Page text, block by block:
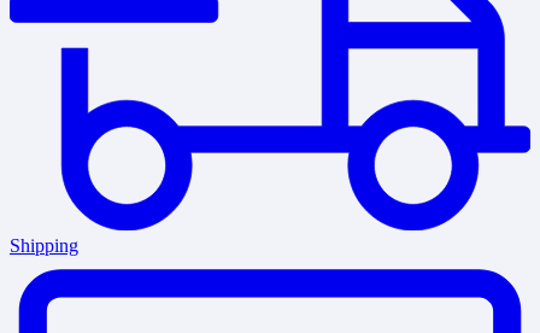
Shipping